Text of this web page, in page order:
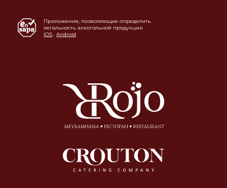
Приложения, позволяющие определить
легальность алкогольной продукции
IOS . Android